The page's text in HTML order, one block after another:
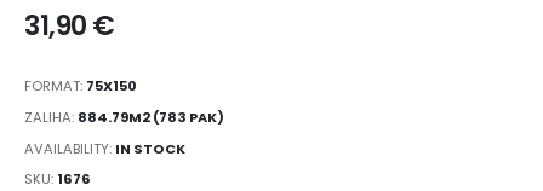
31,90€
FORMAT: 75X150
ZALIHA: 884.79M2 (783 PAK)
AVAILABILITY: IN STOCK
SKU:1676